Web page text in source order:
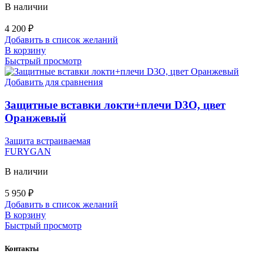
В наличии
4 200 ₽
Добавить в список желаний
В корзину
Быстрый просмотр
Добавить для сравнения
Защитные вставки локти+плечи D3O, цвет
Оранжевый
Защита встраиваемая
FURYGAN
В наличии
5 950 ₽
Добавить в список желаний
В корзину
Быстрый просмотр
Контакты